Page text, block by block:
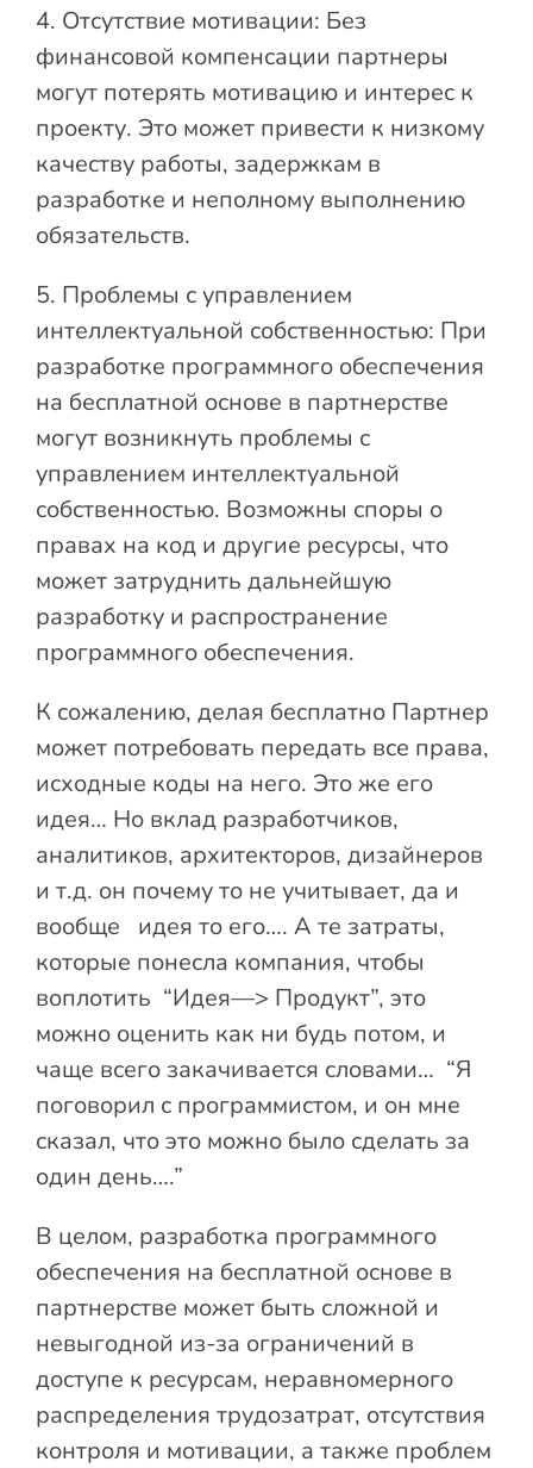
4. Отсутствие мотивации: Без
финансовой компенсации партнеры
могут потерять мотивацию и интерес к
проекту. Это может привести к низкому
качеству работы, задержкам в
разработке и неполному выполнению
обязательств.
5. Проблемы с управлением
интеллектуальной собственностью: При
разработке программного обеспечения
на бесплатной основе в партнерстве
могут возникнуть проблемы с
управлением интеллектуальной
собственностью. Возможны споры о
правах на код и другие ресурсы, что
может затруднить дальнейшую
разработку и распространение
программного обеспечения.
К сожалению, делая бесплатно Партнер
может потребовать передать все права,
исходные коды на него. Это же его
идея… Но вклад разработчиков,
аналитиков, архитекторов, дизайнеров
и т.д. он почему то не учитывает, да и
вообще идея то его…. А те затраты,
которые понесла компания, чтобы
воплотить “Идея—> Продукт”, это
можно оценить как ни будь потом, и
чаще всего закачивается словами… “Я
поговорил с программистом, и он мне
сказал, что это можно было сделать за
один день….”
В целом, разработка программного
обеспечения на бесплатной основе в
партнерстве может быть сложной и
невыгодной из-за ограничений в
доступе к ресурсам, неравномерного
распределения трудозатрат, отсутствия
контроля и мотивации, а также проблем